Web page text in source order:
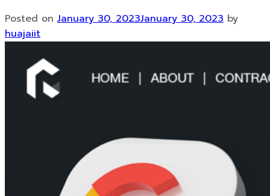
Posted on January 30, 2023January 30, 2023 by
huajaiit